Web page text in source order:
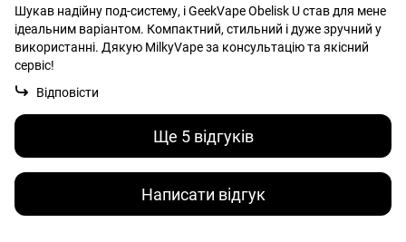
Шукав надійну под-систему, і GeekVape Obelisk U став для мене
ідеальним варіантом. Компактний, стильний і дуже зручний у
використанні. Дякую MilkyVape за консультацію та якісний
сервіс!
Відповісти
Ще 5 відгуків
Написати відгук